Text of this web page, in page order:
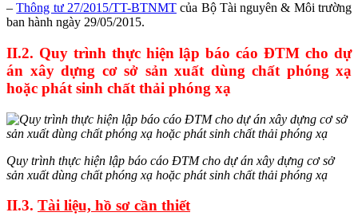
–Thông tư 27/2015/TT-BTNMTcủa Bộ Tài nguyên & Môi trường
ban hành ngày 29/05/2015.
II.2. Quy trình thực hiện lập báo cáo ĐTM cho dự
án xây dựng cơ sở sản xuất dùng chất phóng xạ
hoặc phát sinh chất thải phóng xạ
Quy trình thực hiện lập báo cáo ĐTM cho dự án xây dựng cơ sở
sản xuất dùng chất phóng xạ hoặc phát sinh chất thải phóng xạ
II.3. Tài liệu, hồ sơ cần thiết